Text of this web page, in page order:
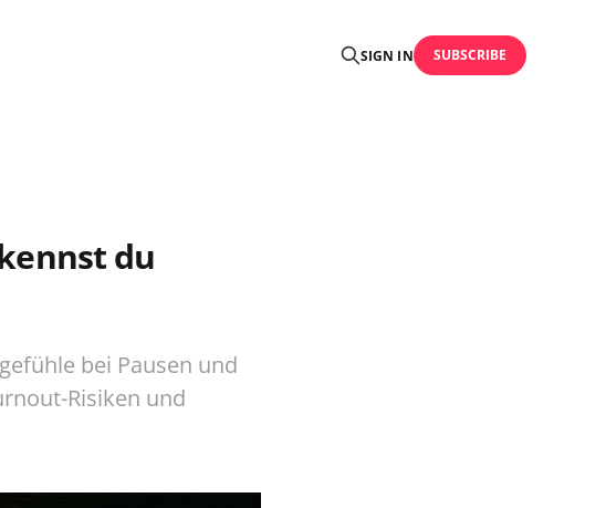
SIGN IN SUBSCRIBE
du
bei Pausen und
Risiken und